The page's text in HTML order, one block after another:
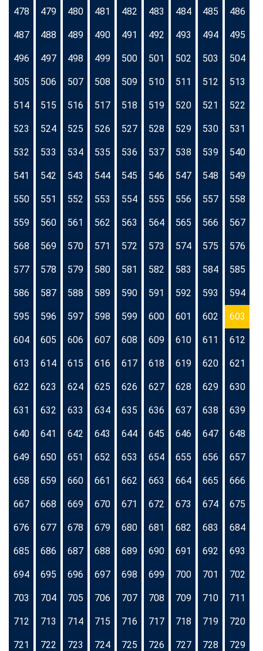
478 479 480 481 482 483 484 485 486
487 488 489 490 491 492 493 494 495
496 497 498 499 500 501 502 503 504
505 506 507 508 509 510 511 512 513
514 515 516 517 518 519 520 521 522
523 524 525 526 527 528 529 530 531
532 533 534 535 536 537 538 539 540
541 542 543 544 545 546 547 548 549
550 551 552 553 554 555 556 557 558
559 560 561 562 563 564 565 566 567
568 569 570 571 572 573 574 575 576
577 578 579 580 581 582 583 584 585
586 587 588 589 590 591 592 593 594
595 596 597 598 599 600 601 602 603
604 605 606 607 608 609 610 611 612
613 614 615 616 617 618 619 620 621
622 623 624 625 626 627 628 629 630
631 632 633 634 635 636 637 638 639
640 641 642 643 644 645 646 647 648
649 650 651 652 653 654 655 656 657
658 659 660 661 662 663 664 665 666
667 668 669 670 671 672 673 674 675
676 677 678 679 680 681 682 683 684
685 686 687 688 689 690 691 692 693
694 695 696 697 698 699 700 701 702
703 704 705 706 707 708 709 710 711
712 713 714 715 716 717 718 719 720
721 722 723 724 725 726 727 728 729